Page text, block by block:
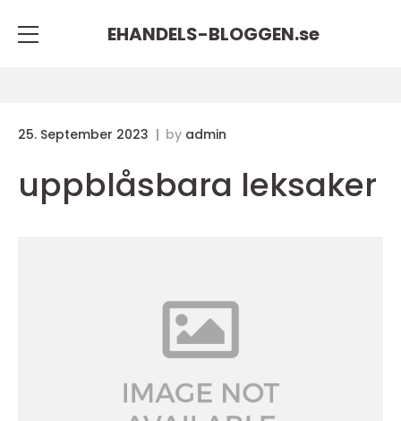
EHANDELS-BLOGGEN.se
25. September 2023 by admin
uppblåsbara leksaker